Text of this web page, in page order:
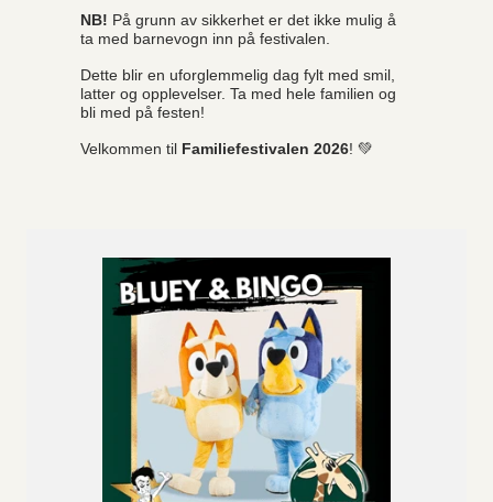
NB! På grunn av sikkerhet er det ikke mulig å
ta med barnevogn inn på festivalen.
Dette blir en uforglemmelig dag fylt med smil,
latter og opplevelser. Ta med hele familien og
bli med på festen!
Velkommen til Familiefestivalen 2026! 💚